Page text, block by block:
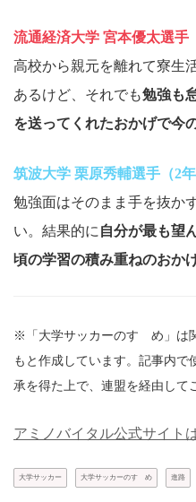
流通経済大学 宮本優太選手
高校から親元を離れて寮生
あるけど、それでも勉強も
を送ってくれたおかげで今
筑波大学 栗原秀輔選手（2年
勉強面はそのまま手を抜か
い。結果的に 自分が最も望
頃の学習の積み重ねのおか
※「大学サッカーのすゝめ」は
もと作成しています。記事内で
承を得た上で、連盟を経由して
アミノバイタル公式サイト
大学サッカー 大学サッカーのすゝめ 進路